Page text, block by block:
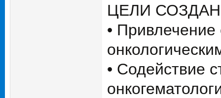
ЦЕЛИ
•
• Содействие